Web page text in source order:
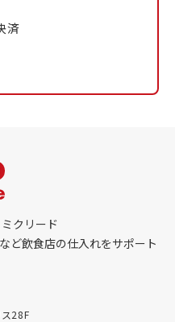
済
クリード
ど飲食店の仕入れをサポート
28F